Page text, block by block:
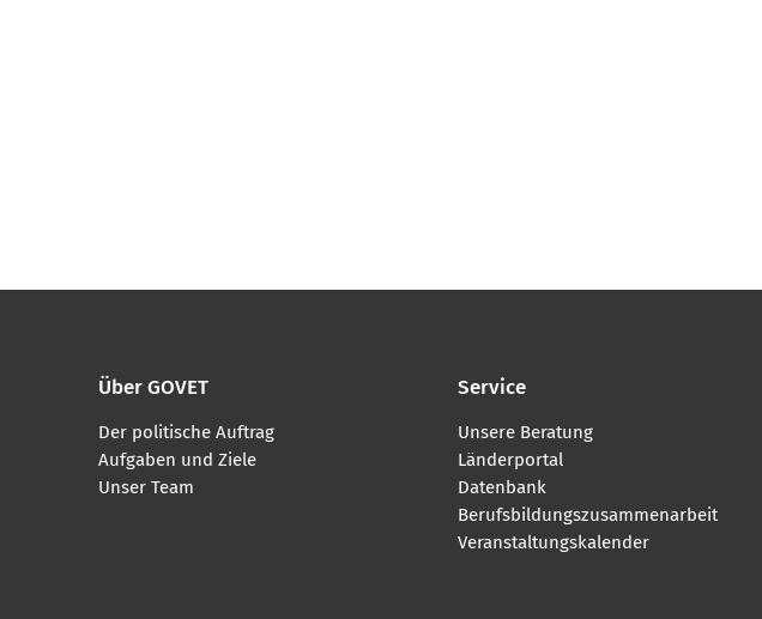
Über GOVET
Der politische Auftrag
Aufgaben und Ziele
Unser Team
Service
Unsere Beratung
Länderportal
Datenbank
Berufsbildungszusammenarbeit
Veranstaltungskalender